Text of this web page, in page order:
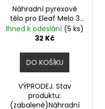
Náhradní pyrexové
tělo pro Eleaf Melo 3
(4ml) - VÝPRODEJ.
Ihned k odeslání (5 ks)
32 Kč
DO KOŠÍKU
VÝPRODEJ. Stav
produktu:
(zabalené)Náhradní